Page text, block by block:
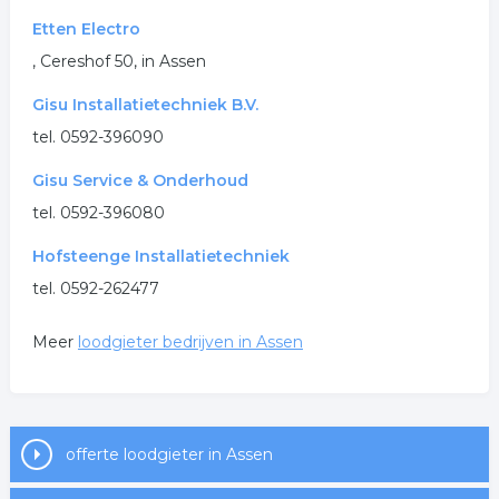
Etten Electro
, Cereshof 50, in Assen
Gisu Installatietechniek B.V.
tel. 0592-396090
Gisu Service & Onderhoud
tel. 0592-396080
Hofsteenge Installatietechniek
tel. 0592-262477
Meer loodgieter bedrijven in Assen
offerte loodgieter in Assen